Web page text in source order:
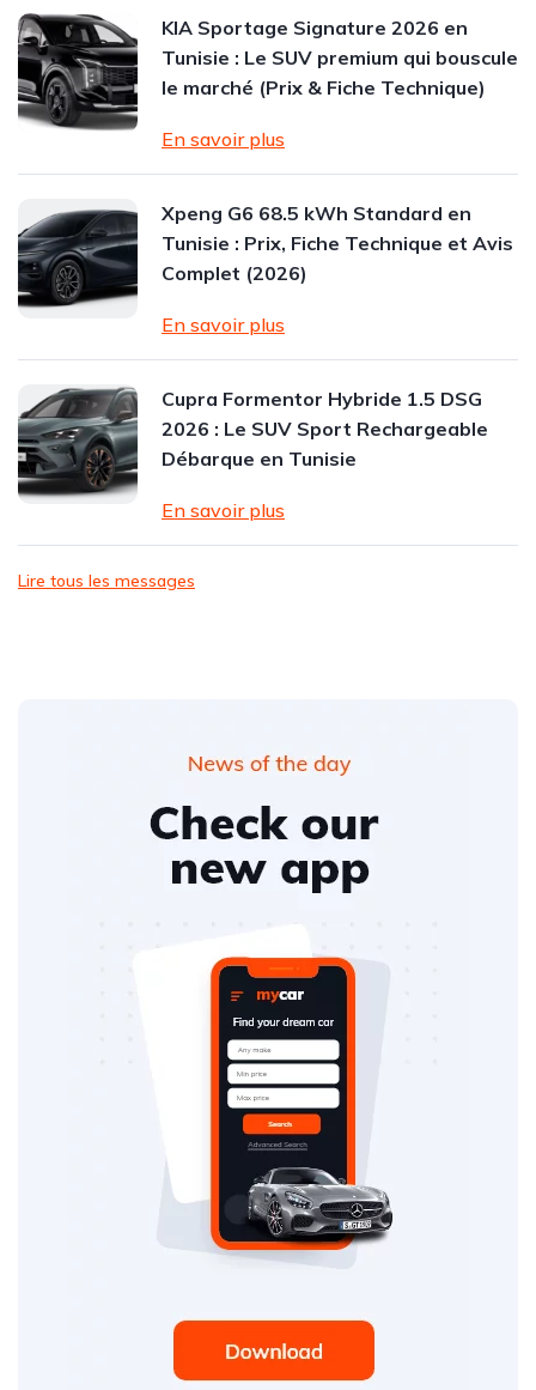
KIA Sportage Signature 2026 en
Tunisie : Le SUV premium qui bouscule
le marché (Prix & Fiche Technique)
En savoir plus
Xpeng G6 68.5 kWh Standard en
Tunisie : Prix, Fiche Technique et Avis
Complet (2026)
En savoir plus
Cupra Formentor Hybride 1.5 DSG
2026 : Le SUV Sport Rechargeable
Débarque en Tunisie
En savoir plus
Lire tous les messages